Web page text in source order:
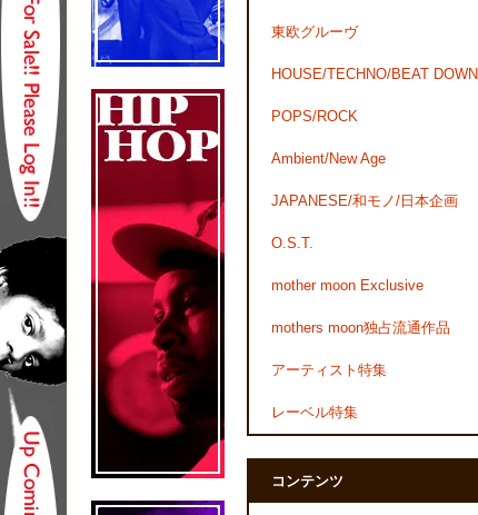
東欧グルーヴ
HOUSE/TECHNO/BEAT DOWN
POPS/ROCK
Ambient/New Age
JAPANESE/和モノ/日本企画
O.S.T.
mother moon Exclusive
mothers moon独占流通作品
アーティスト特集
レーベル特集
コンテンツ